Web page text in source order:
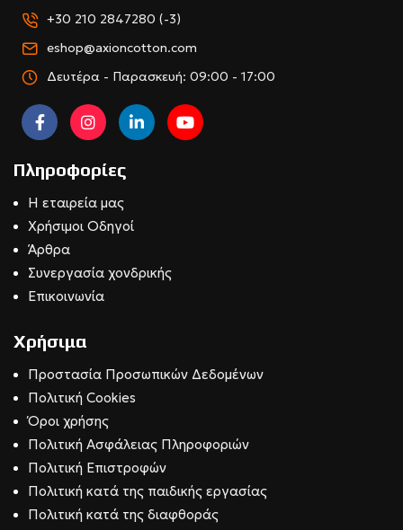
+30 210 2847280 (-3)
eshop@axioncotton.com
Δευτέρα - Παρασκευή: 09:00 - 17:00
Πληροφορίες
Η εταιρεία μας
Χρήσιμοι Οδηγοί
Άρθρα
Συνεργασία χονδρικής
Επικοινωνία
Χρήσιμα
Προστασία Προσωπικών Δεδομένων
Πολιτική Cookies
Όροι χρήσης
Πολιτική Ασφάλειας Πληροφοριών
Πολιτική Επιστροφών
Πολιτική κατά της παιδικής εργασίας
Πολιτική κατά της διαφθοράς